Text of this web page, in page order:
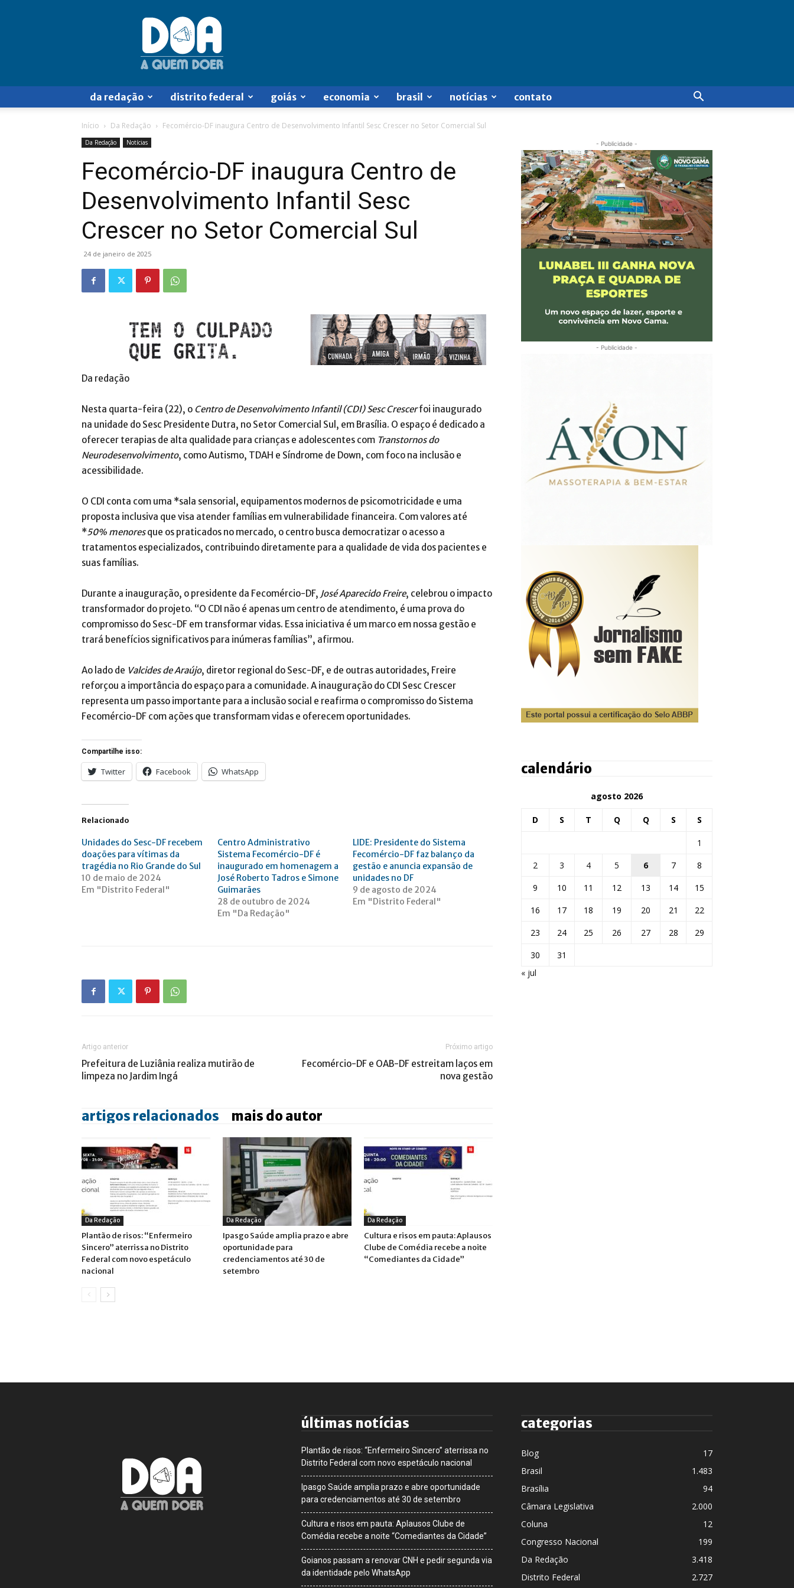
Doa
a
Quem
Doer
da redação distrito federal goiás economia brasil notícias contato
Início Da Redação Fecomércio-DF inaugura Centro de Desenvolvimento Infantil Sesc Crescer no Setor Comercial Sul
Da Redação Notícias
Fecomércio-DF inaugura Centro de
Desenvolvimento Infantil Sesc
Crescer no Setor Comercial Sul
24 de janeiro de 2025
Da redação
Nesta quarta-feira (22), o Centro de Desenvolvimento Infantil (CDI) Sesc Crescerfoi inaugurado
na unidade do Sesc Presidente Dutra, no Setor Comercial Sul, em Brasília. O espaço é dedicado a
oferecer terapias de alta qualidade para crianças e adolescentes com Transtornos do
Neurodesenvolvimento, como Autismo, TDAH e Síndrome de Down, com foco na inclusão e
acessibilidade.
O CDI conta com uma *sala sensorial, equipamentos modernos de psicomotricidade e uma
proposta inclusiva que visa atender famílias em vulnerabilidade financeira. Com valores até
*50% menoresque os praticados no mercado, o centro busca democratizar o acesso a
tratamentos especializados, contribuindo diretamente para a qualidade de vida dos pacientes e
suas famílias.
Durante a inauguração, o presidente da Fecomércio-DF, José Aparecido Freire, celebrou o impacto
transformador do projeto. “O CDI não é apenas um centro de atendimento, é uma prova do
compromisso do Sesc-DF em transformar vidas. Essa iniciativa é um marco em nossa gestão e
trará benefícios significativos para inúmeras famílias”, afirmou.
Ao lado de Valcides de Araújo, diretor regional do Sesc-DF, e de outras autoridades, Freire
reforçou a importância do espaço para a comunidade. A inauguração do CDI Sesc Crescer
representa um passo importante para a inclusão social e reafirma o compromisso do Sistema
Fecomércio-DF com ações que transformam vidas e oferecem oportunidades.
Compartilhe isso:
Twitter Facebook WhatsApp
Relacionado
Unidades do Sesc-DF recebem
doações para vítimas da
tragédia no Rio Grande do Sul
10 de maio de 2024
Em "Distrito Federal"
Centro Administrativo
Sistema Fecomércio-DF é
inaugurado em homenagem a
José Roberto Tadros e Simone
Guimarães
28 de outubro de 2024
Em "Da Redação"
LIDE: Presidente do Sistema
Fecomércio-DF faz balanço da
gestão e anuncia expansão de
unidades no DF
9 de agosto de 2024
Em "Distrito Federal"
Artigo anterior
Prefeitura de Luziânia realiza mutirão de
limpeza no Jardim Ingá
Próximo artigo
Fecomércio-DF e OAB-DF estreitam laços em
nova gestão
artigos relacionados mais do autor
Da Redação
Plantão de risos: “Enfermeiro
Sincero” aterrissa no Distrito
Federal com novo espetáculo
nacional
Da Redação
Ipasgo Saúde amplia prazo e abre
oportunidade para
credenciamentos até 30 de
setembro
Da Redação
Cultura e risos em pauta: Aplausos
Clube de Comédia recebe a noite
“Comediantes da Cidade”
- Publicidade -
- Publicidade -
calendário
agosto 2026
D S T Q Q S S
1
2
3 4 5 6 7
8
9
10 11 12 13 14
15
16
17 18 19 20 21
22
23
24 25 26 27 28
29
30
31
« jul
últimas notícias
Plantão de risos: “Enfermeiro Sincero” aterrissa no
Distrito Federal com novo espetáculo nacional
Ipasgo Saúde amplia prazo e abre oportunidade
para credenciamentos até 30 de setembro
Cultura e risos em pauta: Aplausos Clube de
Comédia recebe a noite “Comediantes da Cidade”
Goianos passam a renovar CNH e pedir segunda via
da identidade pelo WhatsApp
categorias
Blog
17
Brasil
1.483
Brasília
94
Câmara Legislativa
2.000
Coluna
12
Congresso Nacional
199
Da Redação
3.418
Distrito Federal
2.727